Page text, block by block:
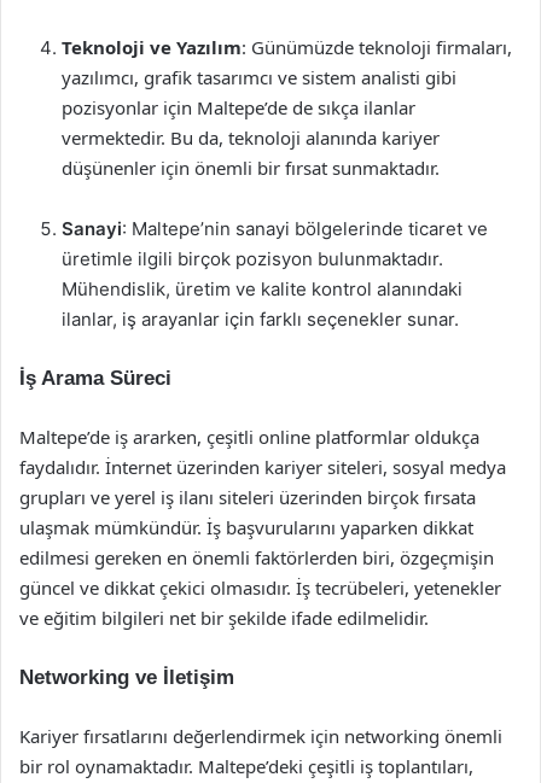
Teknoloji ve Yazılım: Günümüzde teknoloji firmaları,
yazılımcı, grafik tasarımcı ve sistem analisti gibi
pozisyonlar için Maltepe’de de sıkça ilanlar
vermektedir. Bu da, teknoloji alanında kariyer
düşünenler için önemli bir fırsat sunmaktadır.
Sanayi: Maltepe’nin sanayi bölgelerinde ticaret ve
üretimle ilgili birçok pozisyon bulunmaktadır.
Mühendislik, üretim ve kalite kontrol alanındaki
ilanlar, iş arayanlar için farklı seçenekler sunar.
İş Arama Süreci
Maltepe’de iş ararken, çeşitli online platformlar oldukça
faydalıdır. İnternet üzerinden kariyer siteleri, sosyal medya
grupları ve yerel iş ilanı siteleri üzerinden birçok fırsata
ulaşmak mümkündür. İş başvurularını yaparken dikkat
edilmesi gereken en önemli faktörlerden biri, özgeçmişin
güncel ve dikkat çekici olmasıdır. İş tecrübeleri, yetenekler
ve eğitim bilgileri net bir şekilde ifade edilmelidir.
Networking ve İletişim
Kariyer fırsatlarını değerlendirmek için networking önemli
bir rol oynamaktadır. Maltepe’deki çeşitli iş toplantıları,